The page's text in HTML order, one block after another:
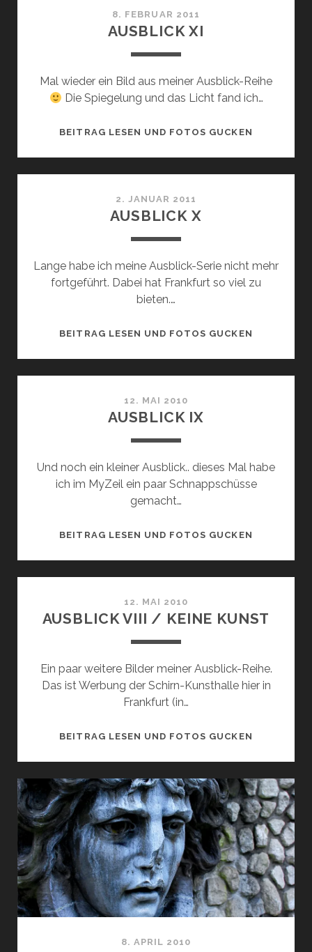
8. FEBRUAR 2011
AUSBLICK XI
Mal wieder ein Bild aus meiner Ausblick-Reihe
Die Spiegelung und das Licht fand ich…
BEITRAG LESEN UND FOTOS GUCKEN
2. JANUAR 2011
AUSBLICK X
Lange habe ich meine Ausblick-Serie nicht mehr
fortgeführt. Dabei hat Frankfurt so viel zu
bieten.…
BEITRAG LESEN UND FOTOS GUCKEN
12. MAI 2010
AUSBLICK IX
Und noch ein kleiner Ausblick.. dieses Mal habe
ich im MyZeil ein paar Schnappschüsse
gemacht…
BEITRAG LESEN UND FOTOS GUCKEN
12. MAI 2010
AUSBLICK VIII / KEINE KUNST
Ein paar weitere Bilder meiner Ausblick-Reihe.
Das ist Werbung der Schirn-Kunsthalle hier in
Frankfurt (in…
BEITRAG LESEN UND FOTOS GUCKEN
KEINE
KUNST
8. APRIL 2010